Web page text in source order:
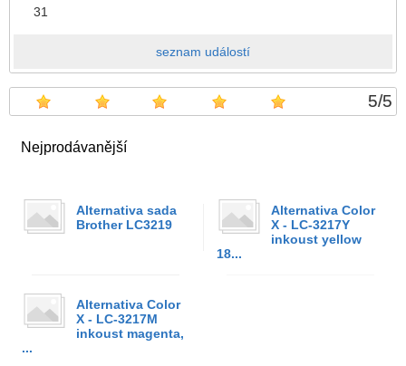
31
seznam událostí
5/5
Nejprodávanější
Alternativa sada
Brother LC3219
Alternativa Color
X - LC-3217Y
inkoust yellow
18...
Alternativa Color
X - LC-3217M
inkoust magenta,
...